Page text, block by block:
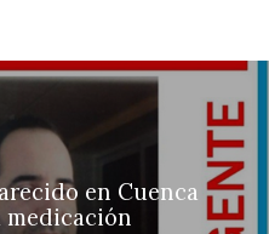
en Cuenca
medicación